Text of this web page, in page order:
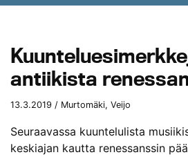
antiikista
13.3.2019 / Murtomäki, Veijo
Seuraavassa kuuntelulista
keskiajan kautta renessanssin